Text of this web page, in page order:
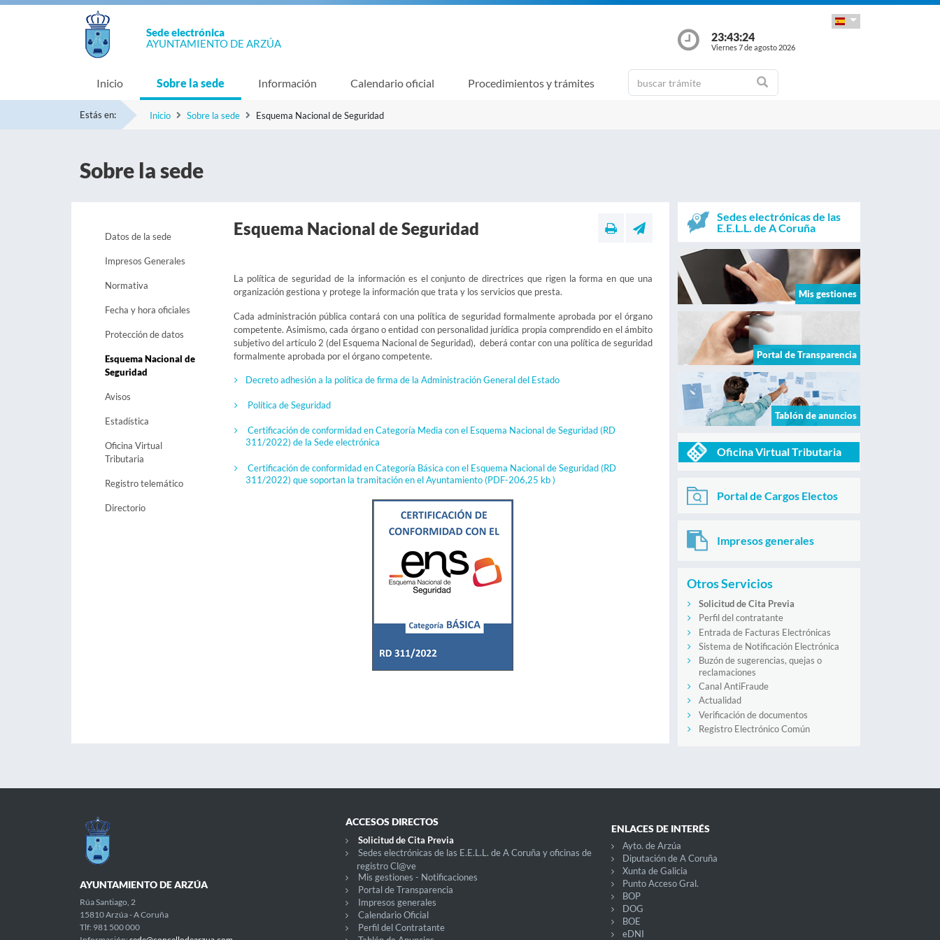
Sede electrónica
AYUNTAMIENTO DE ARZÚA
23:43:24
Viernes 7 de agosto 2026
Inicio Sobre la sede Información Calendario oficial Procedimientos y trámites
Estás en: Inicio Sobre la sede Esquema Nacional de Seguridad
Sobre la sede
Datos de la sede
Impresos Generales
Normativa
Fecha y hora oficiales
Protección de datos
Esquema Nacional de
Seguridad
Avisos
Estadística
Oficina Virtual
Tributaria
Registro telemático
Directorio
Esquema Nacional de Seguridad
La política de seguridad de la información es el conjunto de directrices que rigen la forma en que una
organización gestiona y protege la información que trata y los servicios que presta.
Cada administración pública contará con una política de seguridad formalmente aprobada por el órgano
competente. Asimismo, cada órgano o entidad con personalidad jurídica propia comprendido en el ámbito
subjetivo del artículo 2 (del Esquema Nacional de Seguridad), deberá contar con una política de seguridad
formalmente aprobada por el órgano competente.
Decreto adhesión a la política de firma de la Administración General del Estado
Política de Seguridad
Certificación de conformidad en Categoría Media con el Esquema Nacional de Seguridad (RD
311/2022) de la Sede electrónica
Certificación de conformidad en Categoría Básica con el Esquema Nacional de Seguridad (RD
311/2022) que soportan la tramitación en el Ayuntamiento(PDF-206,25 kb )
Sedes electrónicas de las
E.E.L.L. de A Coruña
Mis gestiones
Portal de Transparencia
Tablón de anuncios
Oficina Virtual Tributaria
Portal de Cargos Electos
Impresos generales
Otros Servicios
Solicitud de Cita Previa
Perfil del contratante
Entrada de Facturas Electrónicas
Sistema de Notificación Electrónica
Buzón de sugerencias, quejas o
reclamaciones
Canal AntiFraude
Actualidad
Verificación de documentos
Registro Electrónico Común
AYUNTAMIENTO DE ARZÚA
Rúa Santiago, 2
15810 Arzúa - A Coruña
Tlf: 981 500 000
ACCESOS DIRECTOS
Solicitud de Cita Previa
Sedes electrónicas de las E.E.L.L. de A Coruña y oficinas de
registro Cl@ve
Mis gestiones - Notificaciones
Portal de Transparencia
Impresos generales
Calendario Oficial
Perfil del Contratante
ENLACES DE INTERÉS
Ayto. de Arzúa
Diputación de A Coruña
Xunta de Galicia
Punto Acceso Gral.
BOP
DOG
BOE
eDNI